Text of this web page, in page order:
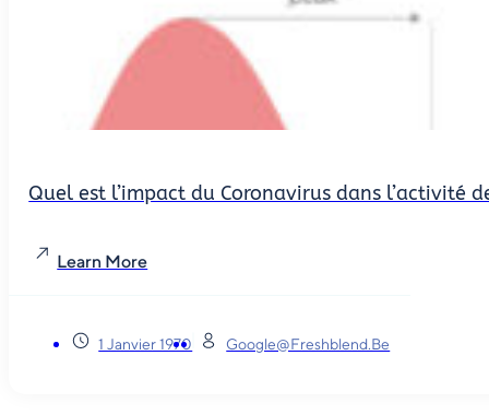
Quel est l’impact du Coronavirus dans l’activité
Learn More
1 Janvier 1970 Google@freshblend.be